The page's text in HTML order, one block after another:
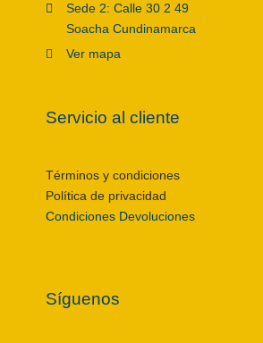
Sede 2: Calle 30 2 49
Soacha Cundinamarca
Ver mapa
Servicio al cliente
Términos y condiciones
Política de privacidad
Condiciones Devoluciones
Síguenos